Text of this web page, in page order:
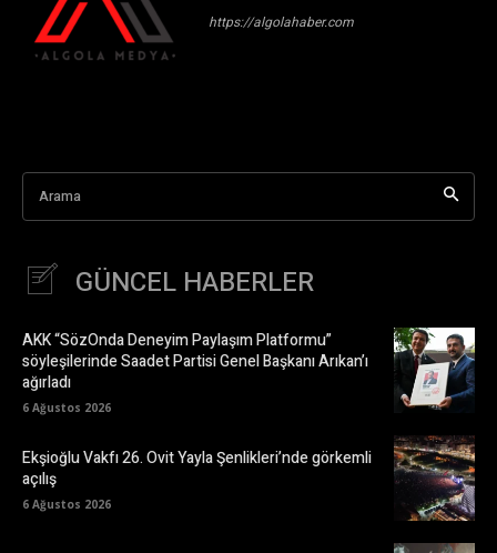
https://algolahaber.com
Arama
GÜNCEL HABERLER
AKK “SözOnda Deneyim Paylaşım Platformu”
söyleşilerinde Saadet Partisi Genel Başkanı Arıkan’ı
ağırladı
6 Ağustos 2026
Ekşioğlu Vakfı 26. Ovit Yayla Şenlikleri’nde görkemli
açılış
6 Ağustos 2026